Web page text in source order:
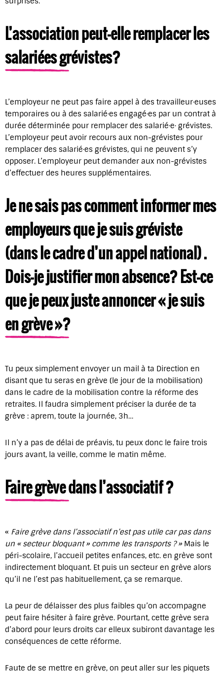
L’association peut-elle remplacer les
salarié·es grévistes?
L’employeur ne peut pas faire appel à des travailleur·euses
temporaires ou à des salarié·es engagé·es par un contrat à
durée déterminée pour remplacer des salarié·e· grévistes.
L’employeur peut avoir recours aux non-grévistes pour
remplacer des salarié·es grévistes, qui ne peuvent s’y
opposer. L’employeur peut demander aux non-grévistes
d’effectuer des heures supplémentaires.
Je ne sais pas comment informer mes
employeurs que je suis gréviste
(dans le cadre d’un appel national) .
Dois-je justifier mon absence? Est-ce
que je peux juste annoncer « je suis
en grève »?
Tu peux simplement envoyer un mail à ta Direction en
disant que tu seras en grève (le jour de la mobilisation)
dans le cadre de la mobilisation contre la réforme des
retraites. Il faudra simplement préciser la durée de ta
grève : aprem, toute la journée, 3h…
Il n’y a pas de délai de préavis, tu peux donc le faire trois
jours avant, la veille, comme le matin même.
Faire grève dans l’associatif ?
« Faire grève dans l’associatif n’est pas utile car pas dans
un « secteur bloquant » comme les transports ? » Mais le
péri-scolaire, l’accueil petites enfances, etc. en grève sont
indirectement bloquant. Et puis un secteur en grève alors
qu’il ne l’est pas habituellement, ça se remarque.
La peur de délaisser des plus faibles qu’on accompagne
peut faire hésiter à faire grève. Pourtant, cette grève sera
d’abord pour leurs droits car elleux subiront davantage les
conséquences de cette réforme.
Faute de se mettre en grève, on peut aller sur les piquets